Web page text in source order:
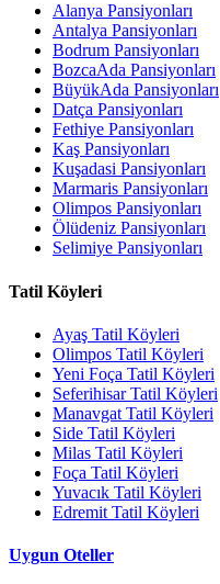
Alanya Pansiyonları
Antalya Pansiyonları
Bodrum Pansiyonları
BozcaAda Pansiyonları
BüyükAda Pansiyonları
Datça Pansiyonları
Fethiye Pansiyonları
Kaş Pansiyonları
Kuşadasi Pansiyonları
Marmaris Pansiyonları
Olimpos Pansiyonları
Ölüdeniz Pansiyonları
Selimiye Pansiyonları
Tatil Köyleri
Ayaş Tatil Köyleri
Olimpos Tatil Köyleri
Yeni Foça Tatil Köyleri
Seferihisar Tatil Köyleri
Manavgat Tatil Köyleri
Side Tatil Köyleri
Milas Tatil Köyleri
Foça Tatil Köyleri
Yuvacık Tatil Köyleri
Edremit Tatil Köyleri
Uygun Oteller